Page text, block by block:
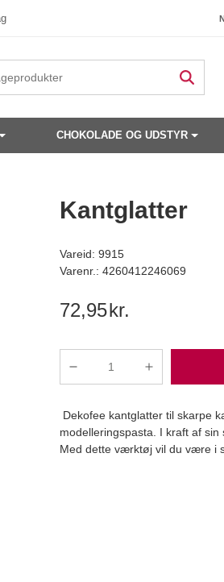
CHOKOLADE OG UDSTYR
din interesse?
Kantglatter
Vareid: 9915
Varenr.: 4260412246069
72,95kr.
Kantglatter
Dekofee kantglatter til skarpe
modelleringspasta. I kraft af
Med dette værktøj vil du være i